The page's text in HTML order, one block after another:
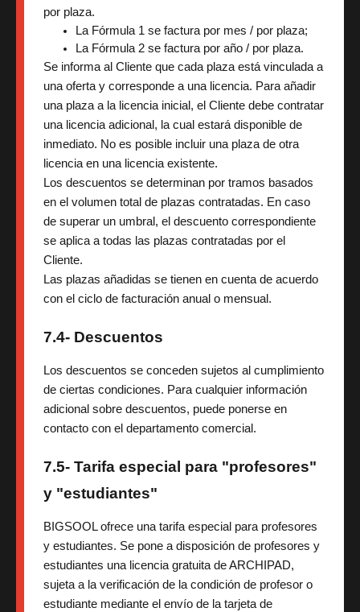
por plaza.
La Fórmula 1 se factura por mes / por plaza;
La Fórmula 2 se factura por año / por plaza.
Se informa al Cliente que cada plaza está vinculada a
una oferta y corresponde a una licencia. Para añadir
una plaza a la licencia inicial, el Cliente debe contratar
una licencia adicional, la cual estará disponible de
inmediato. No es posible incluir una plaza de otra
licencia en una licencia existente.
Los descuentos se determinan por tramos basados
en el volumen total de plazas contratadas. En caso
de superar un umbral, el descuento correspondiente
se aplica a todas las plazas contratadas por el
Cliente.
Las plazas añadidas se tienen en cuenta de acuerdo
con el ciclo de facturación anual o mensual.
7.4- Descuentos
Los descuentos se conceden sujetos al cumplimiento
de ciertas condiciones. Para cualquier información
adicional sobre descuentos, puede ponerse en
contacto con el departamento comercial.
7.5- Tarifa especial para "profesores"
y "estudiantes"
BIGSOOL ofrece una tarifa especial para profesores
y estudiantes. Se pone a disposición de profesores y
estudiantes una licencia gratuita de ARCHIPAD,
sujeta a la verificación de la condición de profesor o
estudiante mediante el envío de la tarjeta de